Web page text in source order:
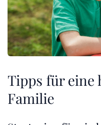
Tipps für eine
Familie